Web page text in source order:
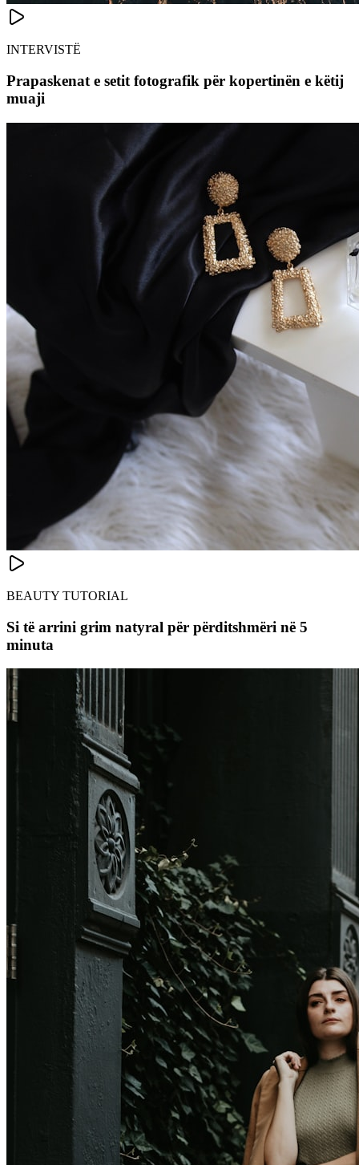
INTERVISTË
Prapaskenat e setit fotografik për kopertinën e këtij
muaji
BEAUTY TUTORIAL
Si të arrini grim natyral për përditshmëri në 5
minuta